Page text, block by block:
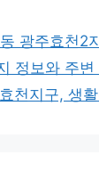
광주효천2
정보와 주
천지구, 생